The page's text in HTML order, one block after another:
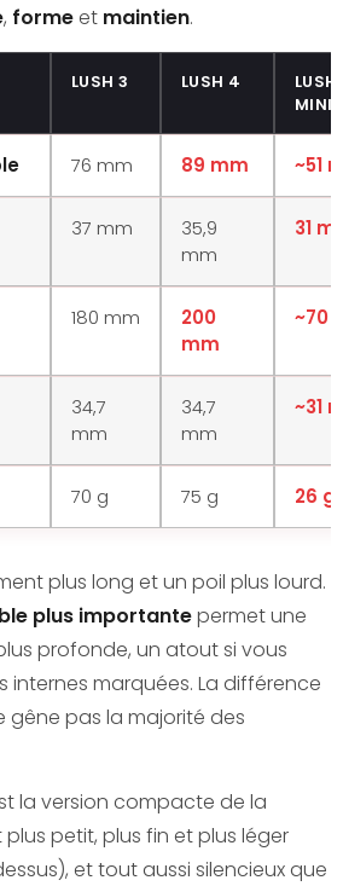
, formeet maintien.
LUSH 3 LUSH 4
LUSH
MINI
76 mm 89 mm ~51
37 mm
35,9
mm
31
180 mm
200
mm
~70
34,7
mm
34,7
mm
~31
70 g 75 g 26 g
plus long et un poil plus lourd.
plus importantepermet une
profonde, un atout si vous
internes marquées. La différence
gêne pas la majorité des
la version compacte de la
petit, plus fin et plus léger
et tout aussi silencieux que